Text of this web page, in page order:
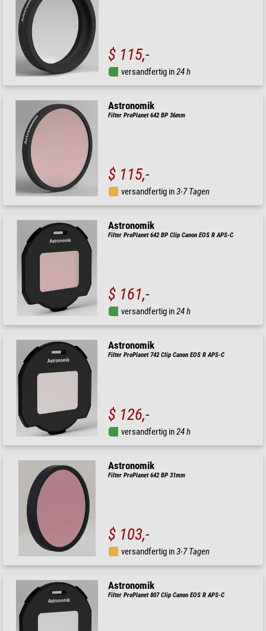
$ 115,-
versandfertig in24 h
Astronomik
Filter ProPlanet 642 BP 36mm
$ 115,-
versandfertig in3-7 Tagen
Astronomik
Filter ProPlanet 642 BP Clip Canon EOS R APS-C
$ 161,-
versandfertig in24 h
Astronomik
Filter ProPlanet 742 Clip Canon EOS R APS-C
$ 126,-
versandfertig in24 h
Astronomik
Filter ProPlanet 642 BP 31mm
$ 103,-
versandfertig in3-7 Tagen
Astronomik
Filter ProPlanet 807 Clip Canon EOS R APS-C